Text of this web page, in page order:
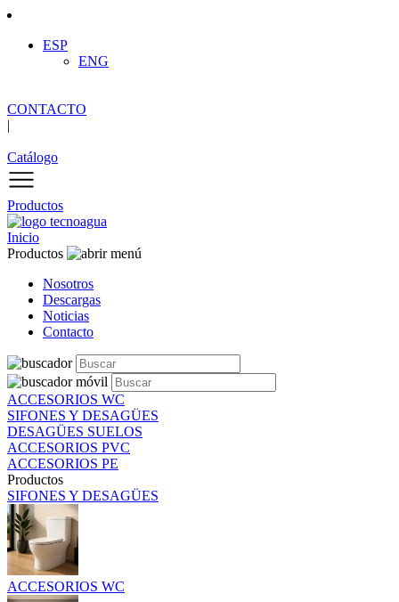
ESP
ENG
CONTACTO
|
Catálogo
Productos
Inicio
Productos
Nosotros
Descargas
Noticias
Contacto
ACCESORIOS WC
SIFONES Y DESAGÜES
DESAGÜES SUELOS
ACCESORIOS PVC
ACCESORIOS PE
Productos
SIFONES Y DESAGÜES
ACCESORIOS WC